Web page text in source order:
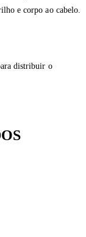
e corpo ao cabelo.
distribuir o